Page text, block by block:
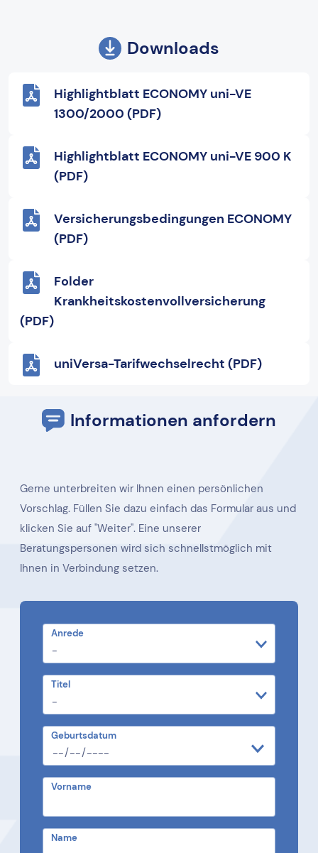
Downloads
Highlightblatt ECONOMY uni-VE
1300/2000 (PDF)
Highlightblatt ECONOMY uni-VE 900 K
(PDF)
Versicherungsbedingungen ECONOMY
(PDF)
Folder
Krankheitskostenvollversicherung
(PDF)
uniVersa-Tarifwechselrecht (PDF)
Informationen anfordern
Gerne unterbreiten wir Ihnen einen persönlichen
Vorschlag. Füllen Sie dazu einfach das Formular aus und
klicken Sie auf "Weiter". Eine unserer
Beratungspersonen wird sich schnellstmöglich mit
Ihnen in Verbindung setzen.
Anrede
Titel
Geburtsdatum
Vorname
Name